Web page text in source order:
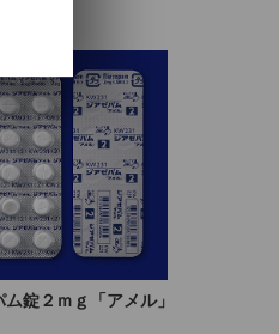
ム錠２ｍｇ「アメル」